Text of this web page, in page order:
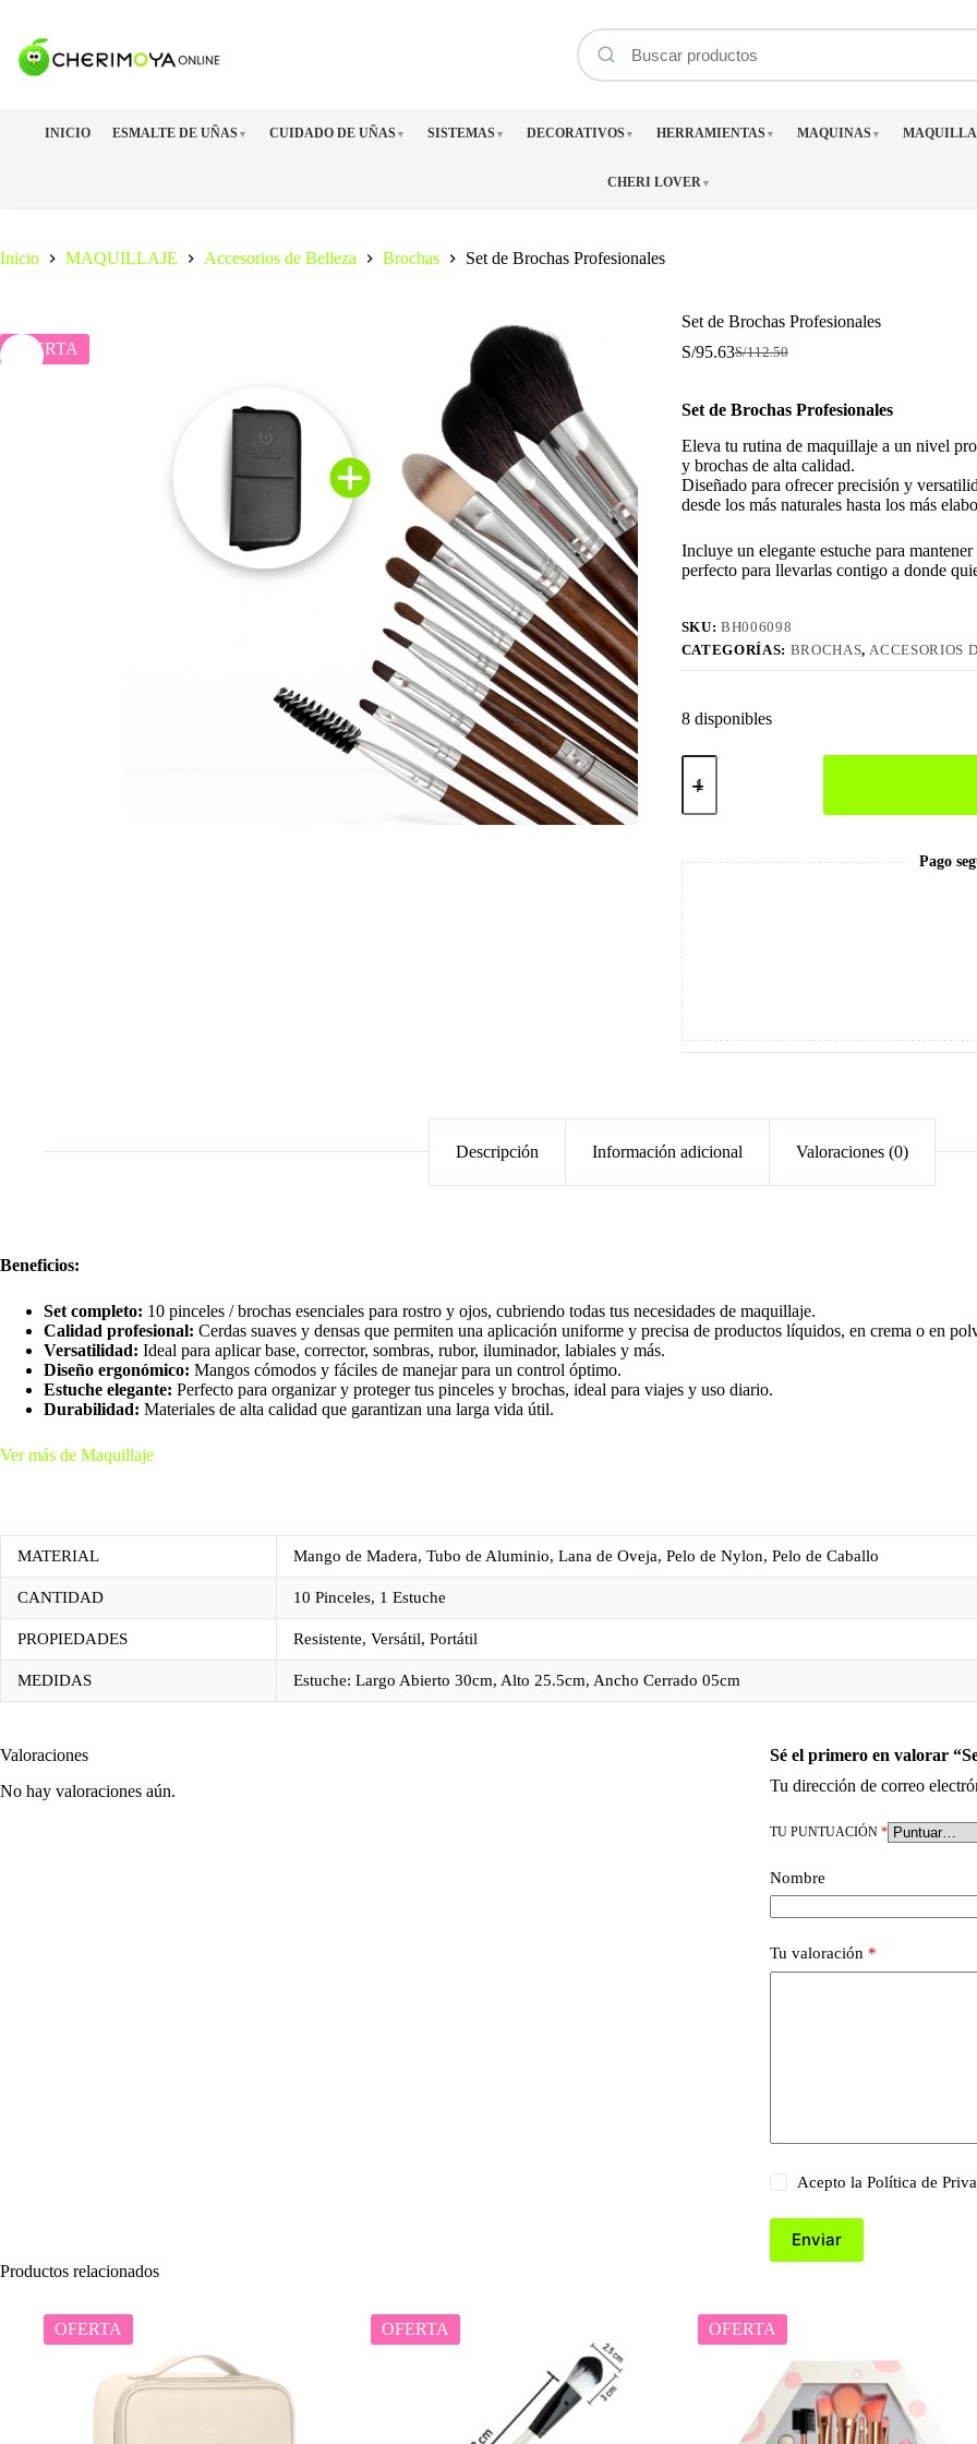
contenido
INICIO ESMALTE DE UÑAS ▼ CUIDADO DE UÑAS ▼ SISTEMAS ▼ DECORATIVOS ▼ HERRAMIENTAS ▼ MAQUINAS ▼
CHERI LOVER ▼
Inicio MAQUILLAJE Accesorios de Belleza Brochas Set de Brochas Profesionales
OFERTA
Set de Brochas Profesionales
S/112.50
El
original
era:
S/112.50.
S/95.63El
actual
es:
S/95.63.
Set de Brochas Profesionales
Eleva tu rutina de maquillaje a un nivel
y brochas de alta calidad.
Diseñado para ofrecer precisión y
desde los más naturales hasta los más
Incluye un elegante estuche para
perfecto para llevarlas contigo a donde
SKU:BH006098
CATEGORÍAS: BROCHAS,ACCESORIOS
8 disponibles
Set
Profesionales
Pago
Descripción Información adicional Valoraciones (0)
Beneficios:
Set completo: 10 pinceles / brochas esenciales para rostro y ojos, cubriendo todas tus necesidades de maquillaje.
Calidad profesional: Cerdas suaves y densas que permiten una aplicación uniforme y precisa de productos líquidos, en crema o en
Versatilidad: Ideal para aplicar base, corrector, sombras, rubor, iluminador, labiales y más.
Diseño ergonómico: Mangos cómodos y fáciles de manejar para un control óptimo.
Estuche elegante: Perfecto para organizar y proteger tus pinceles y brochas, ideal para viajes y uso diario.
Durabilidad: Materiales de alta calidad que garantizan una larga vida útil.
Ver más de Maquillaje
MATERIAL Mango de Madera, Tubo de Aluminio, Lana de Oveja, Pelo de Nylon, Pelo de Caballo
CANTIDAD 10 Pinceles, 1 Estuche
PROPIEDADES Resistente, Versátil, Portátil
MEDIDAS Estuche: Largo Abierto 30cm, Alto 25.5cm, Ancho Cerrado 05cm
Valoraciones
No hay valoraciones aún.
Sé el primero en valorar
Tu dirección de correo
TU PUNTUACIÓN *
Nombre
Tu valoración *
Acepto la Política de
Enviar
Productos relacionados
OFERTA OFERTA OFERTA